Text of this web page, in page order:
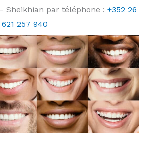
Sheikhian par téléphone : +352 26
621 257 940